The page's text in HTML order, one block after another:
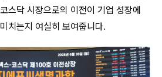
스닥 시장으로의 이전이 기업 성장에
치는지 여실히 보여줍니다.